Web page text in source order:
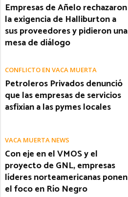
Empresas de Añelo rechazaron
la exigencia de Halliburton a
sus proveedores y pidieron una
mesa de diálogo
CONFLICTO EN VACA MUERTA
Petroleros Privados denunció
que las empresas de servicios
asfixian a las pymes locales
VACA MUERTA NEWS
Con eje en el VMOS y el
proyecto de GNL, empresas
líderes norteamericanas ponen
el foco en Río Negro